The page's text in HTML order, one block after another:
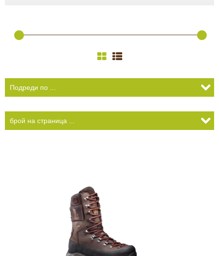
Нощно виждане
Спортни и смарт
часовници
За подаръци